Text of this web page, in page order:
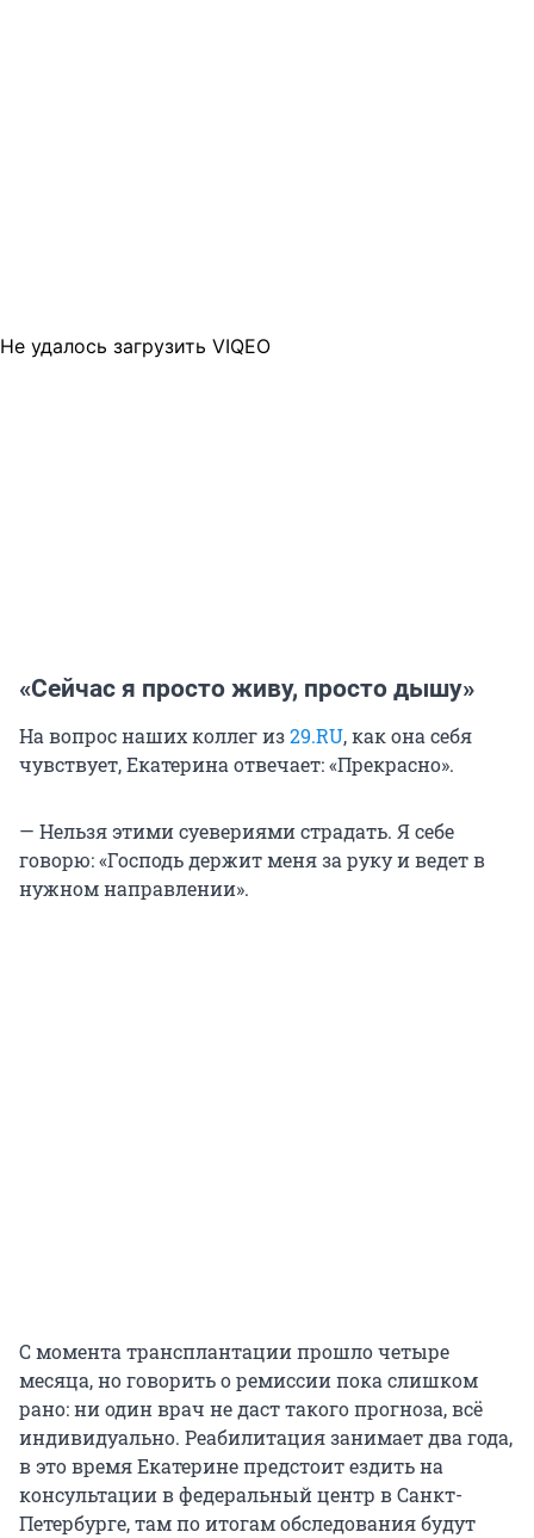
Не удалось загрузить VIQEO
«Сейчас я просто живу, просто дышу»
На вопрос наших коллег из29.RU, как она себя
чувствует, Екатерина отвечает: «Прекрасно».
— Нельзя этими суевериями страдать. Я себе
говорю: «Господь держит меня за руку и ведет в
нужном направлении».
С момента трансплантации прошло четыре
месяца, но говорить о ремиссии пока слишком
рано: ни один врач не даст такого прогноза, всё
индивидуально. Реабилитация занимает два года,
в это время Екатерине предстоит ездить на
консультации в федеральный центр в Санкт-
Петербурге, там по итогам обследования будут